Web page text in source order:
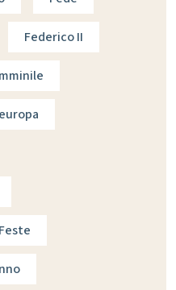
Federico II
Feste